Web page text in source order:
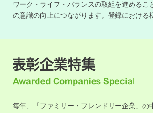
ワーク・ライフ・バランスの取組を進める
の意識の向上につながります。登録における
毎年、「ファミリー・フレンドリー企業」